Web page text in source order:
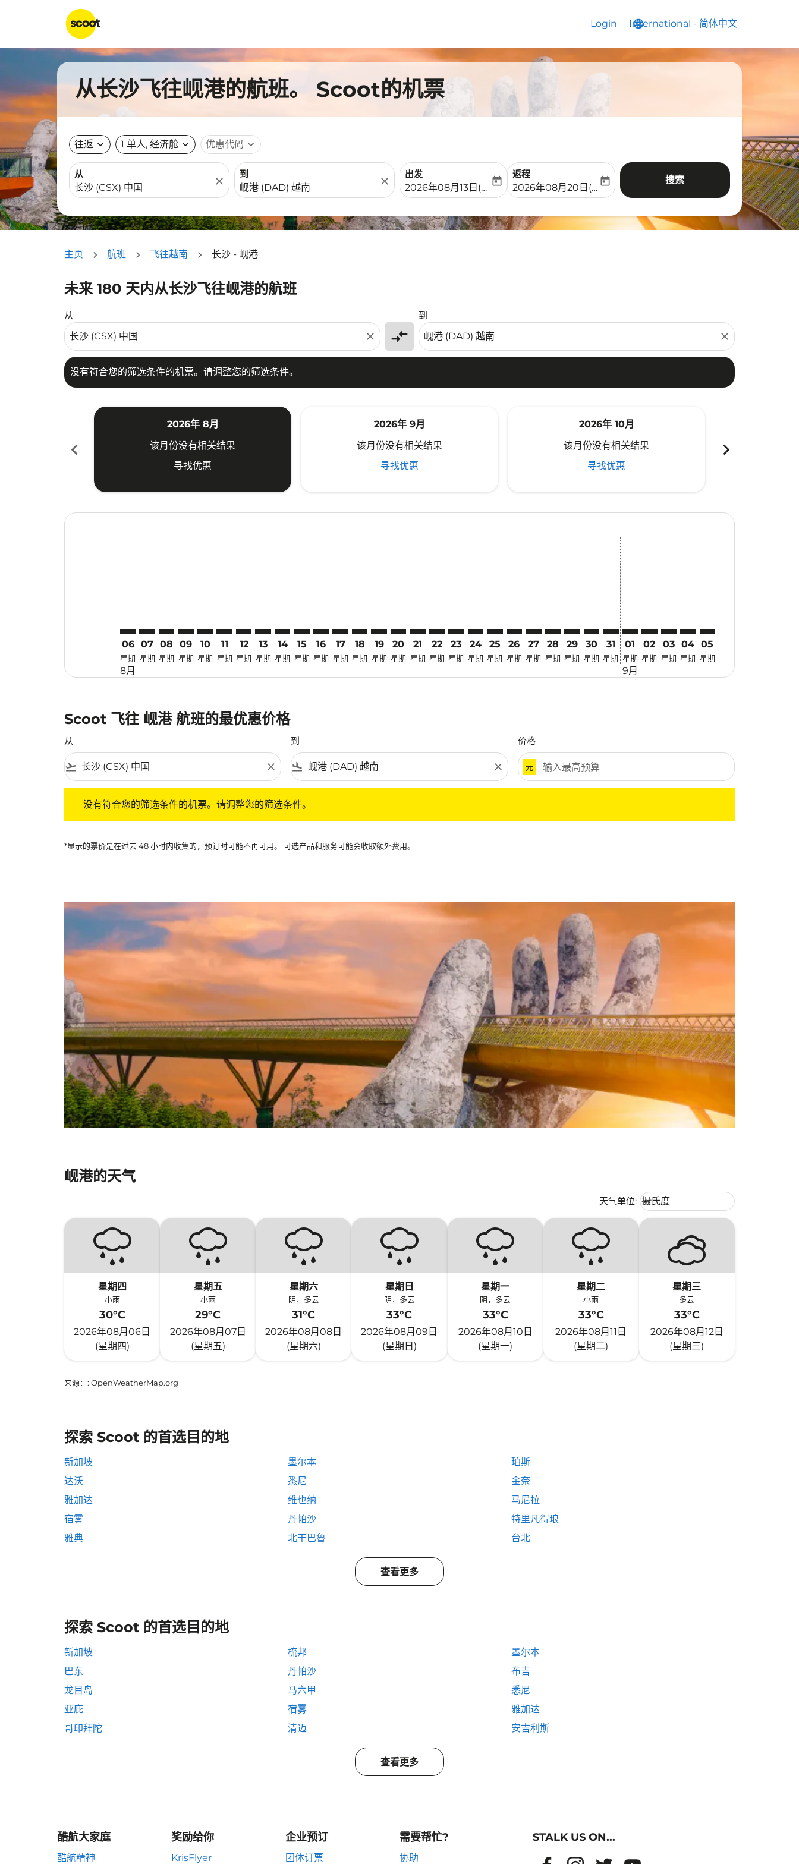
Login language
International - 简体中文
keyboard_arrow_down
从长沙飞往岘港的航班。 Scoot的机票
往返 expand_more 1 单人, 经济舱 expand_more 优惠代码 expand_more
从
close
到
close
出发
fc-booking-departure-date-aria-label
2026年08月13日(周四)
today
返程
fc-booking-return-date-aria-label
2026年08月20日(周四)
today 搜索
主页 航班 飞往越南 长沙 - 岘港
未来 180 天内从长沙飞往岘港的航班
从
close compare_arrows
到
close
没有符合您的筛选条件的机票。请调整您的筛选条件。
没有符合您的筛选条件的机票。请调整您的筛选条件。
chevron_left
2026年 8月
该月份没有相关结果
寻找优惠
2026年 9月
该月份没有相关结果
寻找优惠
2026年 10月
该月份没有相关结果
寻找优惠
chevron_right
06
星期
8月
07
星期
08
星期
09
星期
10
星期
11
星期
12
星期
13
星期
14
星期
15
星期
16
星期
17
星期
18
星期
19
星期
20
星期
21
星期
CSX–DAD: cmp-view-offers-disclaimer. 寻找优惠
22
星期
CSX–DAD: cmp-view-offers-disclaimer. 寻找优惠
23
星期
CSX–DAD: cmp-view-offers-disclaimer. 寻找优惠
24
星期
CSX–DAD: cmp-view-offers-disclaimer. 寻找优惠
25
星期
CSX–DAD: cmp-view-offers-disclaimer. 寻找优惠
26
星期
CSX–DAD: cmp-view-offers-disclaimer. 寻找优惠
27
星期
CSX–DAD: cmp-view-offers-disclaimer. 寻找优惠
28
星期
CSX–DAD: cmp-view-offers-disclaimer. 寻找优惠
29
星期
CSX–DAD: cmp-view-offers-disclaimer. 寻找优惠
30
星期
CSX–DAD: cmp-view-offers-disclaimer. 寻找
31
星期
01
星期
9月
02
星期
03
星期
04
星期
05
星期
Scoot 飞往 岘港 航班的最优惠价格
从
flight_takeoff close
到
flight_land close
价格
元
没有符合您的筛选条件的机票。请调整您的筛选条件。
*显示的票价是在过去 48 小时内收集的，预订时可能不再可用。 可选产品和服务可能会收取额外费用。
岘港的天气
天气单位: Weather unit option 摄氏度
摄氏度
keyboard_arrow_down
星期四
小雨
30°C
2026年08月06日
(星期四)
星期五
小雨
29°C
2026年08月07日
(星期五)
星期六
阴，多云
31°C
2026年08月08日
(星期六)
星期日
阴，多云
33°C
2026年08月09日
(星期日)
星期一
阴，多云
33°C
2026年08月10日
(星期一)
星期二
小雨
33°C
2026年08月11日
(星期二)
星期三
多云
33°C
2026年08月12日
(星期三)
来源： : OpenWeatherMap.org
探索 Scoot 的首选目的地
新加坡 墨尔本
珀斯
达沃
悉尼
金奈
雅加达
维也纳
马尼拉
宿雾
丹帕沙
特里凡得琅
雅典
北干巴魯 台北
查看更多
探索 Scoot 的首选目的地
新加坡 梳邦
墨尔本
巴东
丹帕沙
布吉
龙目岛
马六甲
悉尼
亚庇
宿雾
雅加达
哥印拜陀
清迈 安吉利斯
查看更多
酷航大家庭
酷航精神
奖励给你
KrisFlyer
企业预订
团体订票
需要帮忙?
协助
STALK US ON...